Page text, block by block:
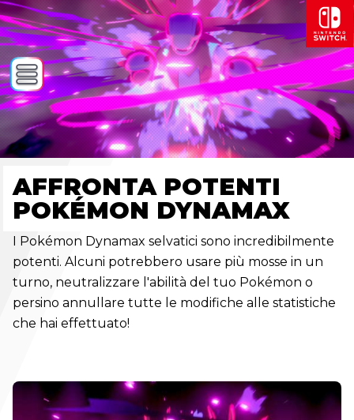
AFFRONTA POTENTI
POKÉMON DYNAMAX
I Pokémon Dynamax selvatici sono incredibilmente
potenti. Alcuni potrebbero usare più mosse in un
turno, neutralizzare l'abilità del tuo Pokémon o
persino annullare tutte le modifiche alle statistiche
che hai effettuato!